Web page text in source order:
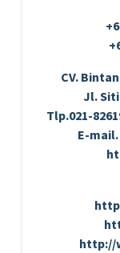
CV.
Jl.
Tlp.021-
E-
http://